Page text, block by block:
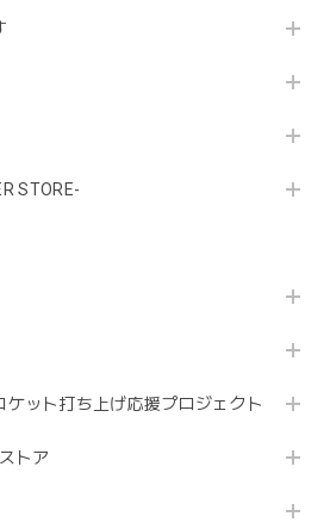
STORE-
ケット打ち上げ応援プロジェクト
トア